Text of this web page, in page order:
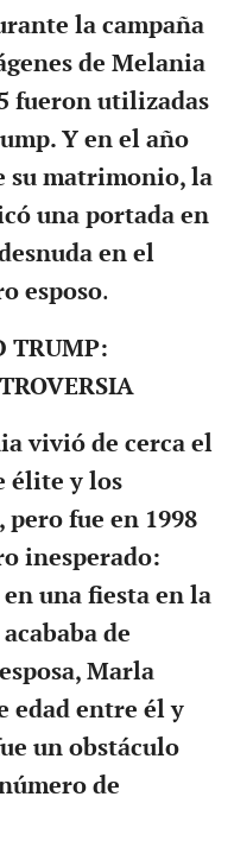
la campaña
de Melania
fueron utilizadas
Y en el año
su matrimonio, la
una portada en
en el
esposo.
TRUMP:
vivió de cerca el
élite y los
fue en 1998
inesperado:
una fiesta en la
de
Marla
edad entre él y
un obstáculo
de